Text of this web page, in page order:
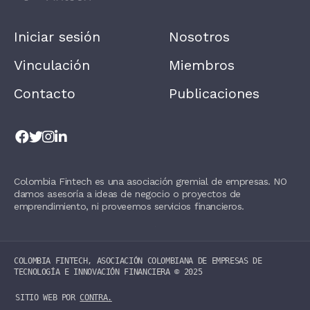
V
T
H
S
L
A
N
K
Iniciar sesión
Vinculación
Contacto
Nosotros
Miembros
Publicaciones
Colombia Fintech es una asociación gremial de empresas. NO
damos asesoría a ideas de negocio o proyectos de
emprendimiento, ni proveemos servicios financieros.
COLOMBIA FINTECH, ASOCIACIÓN COLOMBIANA DE EMPRESAS DE
TECNOLOGÍA E INNOVACIÓN FINANCIERA ©️ 2025
SITIO WEB POR CONTRA.